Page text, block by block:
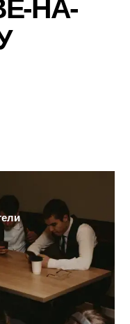
НА-